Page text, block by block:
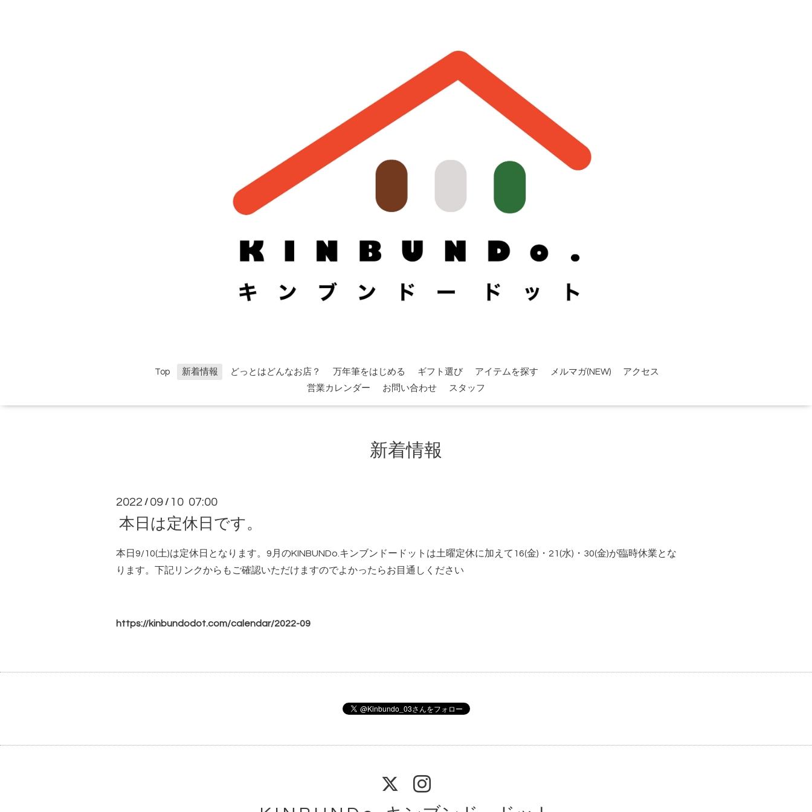
Top 新着情報 どっとはどんなお店？ 万年筆をはじめる ギフト選び アイテムを探す メルマガ(NEW)
アクセス
営業カレンダー
お問い合わせ スタッフ
新着情報
2022 / 09 / 10 07:00
本日は定休日です。
本日9/10(土)は定休日となります。9月のKINBUNDo.キンブンドードットは土曜定休に加えて16(金)・21(水)・30(金)が臨時休業とな
ります。下記リンクからもご確認いただけますのでよかったらお目通しください
https://kinbundodot.com/calendar/2022-09